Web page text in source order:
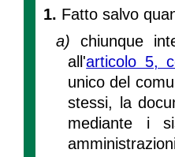
1. Fatto salvo
a) chiunque
all'articolo 5,
unico del
stessi, la
mediante i